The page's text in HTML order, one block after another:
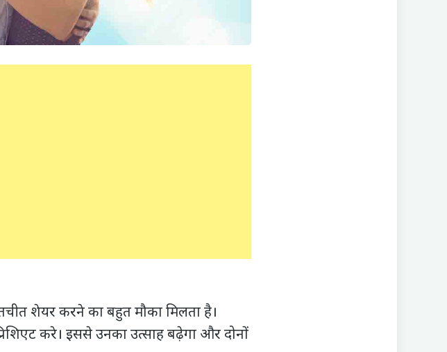
शेयर करने का बहुत मौका मिलता है।
करे। इससे उनका उत्साह बढ़ेगा और दोनों